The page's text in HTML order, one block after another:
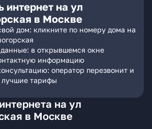
интернет на ул
в Москве
дом: кликните по номеру дома на
в открывшемся окне
информацию
оператор перезвонит и
лучшие тарифы
на ул
в Москве